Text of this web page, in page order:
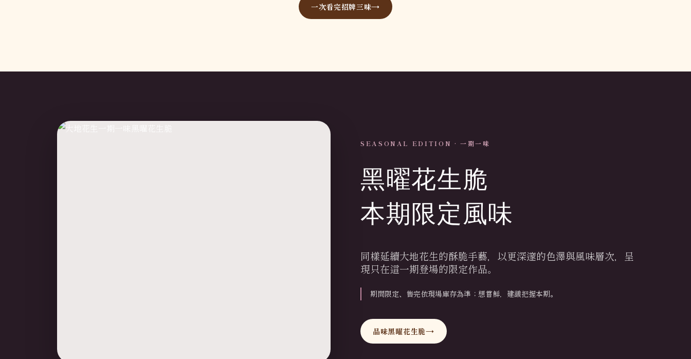
一次看完招牌三味
SEASONAL EDITION · 一期一味
黑曜花生脆
本期限定風味
同樣延續大地花生的酥脆手藝，以更深邃的色澤與風味層次，呈
現只在這一期登場的限定作品。
期間限定、售完依現場庫存為準；想嘗鮮，建議把握本期。
品味黑曜花生脆